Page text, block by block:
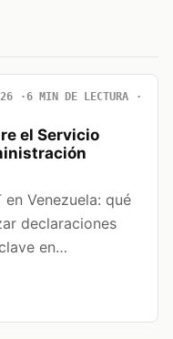
6 MIN DE LECTURA
el Servicio
Venezuela: qué
declaraciones
en…